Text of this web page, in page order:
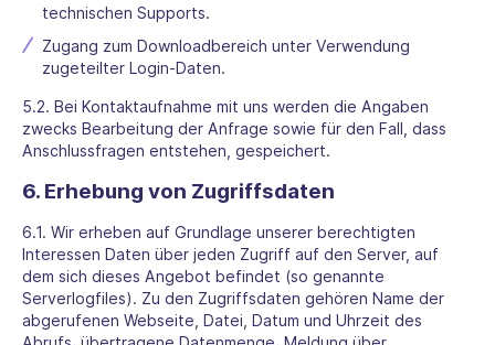
technischen Supports.
Zugang zum Downloadbereich unter Verwendung
zugeteilter Login-Daten.
5.2. Bei Kontaktaufnahme mit uns werden die Angaben
zwecks Bearbeitung der Anfrage sowie für den Fall, dass
Anschlussfragen entstehen, gespeichert.
6. Erhebung von Zugriffsdaten
6.1. Wir erheben auf Grundlage unserer berechtigten
Interessen Daten über jeden Zugriff auf den Server, auf
dem sich dieses Angebot befindet (so genannte
Serverlogfiles). Zu den Zugriffsdaten gehören Name der
abgerufenen Webseite, Datei, Datum und Uhrzeit des